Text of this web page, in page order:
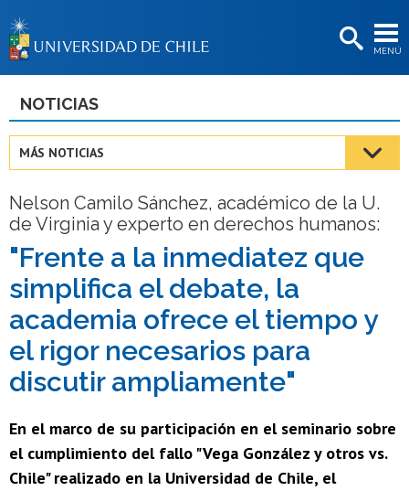
MENÚ
BIBLIOTECAS
Estudiantes
Académicas/os
Funcionarias/os
Egresadas/os
NOTICIAS
MÁS NOTICIAS
Nelson Camilo Sánchez, académico de la U.
de Virginia y experto en derechos humanos:
"Frente a la inmediatez que
simplifica el debate, la
academia ofrece el tiempo y
el rigor necesarios para
discutir ampliamente"
En el marco de su participación en el seminario sobre
el cumplimiento del fallo "Vega González y otros vs.
Chile" realizado en la Universidad de Chile, el